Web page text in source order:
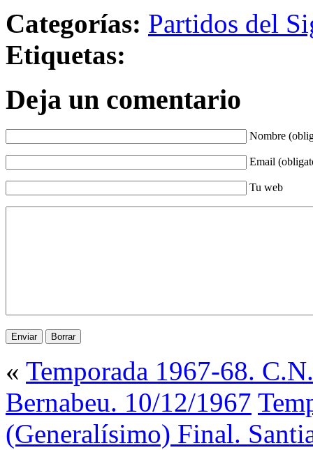
Categorías: Partidos del
Etiquetas:
Deja un comentario
Nombre
Email
Tu web
« Temporada 1967-68.
Bernabeu. 10/12/1967
(Generalísimo) Final.